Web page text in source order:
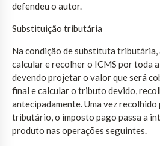
defendeu o autor.
Substituição tributária
Na condição de substituta tributária,
calcular e recolher o ICMS por toda
devendo projetar o valor que será
final e calcular o tributo devido,
antecipadamente. Uma vez
tributário, o imposto pago passa a
produto nas operações seguintes.